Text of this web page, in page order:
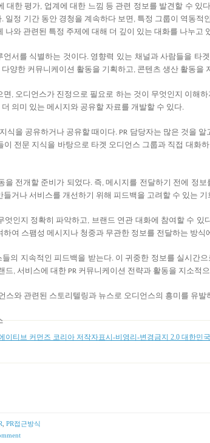
대한 평가, 업계에 대한 느낌 등 관련 정보를 발견할 수 있다
. 일정 기간 동안 경청을 계속하다 보면 , 특정 그룹이 역동적인
나와 관련된 특정 주제에 대해 더 깊이 있는 대화를 나누고
언서를 식별하는 것이다. 영향력 있는 채널과 사람들을 타
다양한 커뮤니케이션 활동을 기획하고 , 콘텐츠 생산 활동을
면 , 오디언스가 진정으로 필요로 하는 것이 무엇인지 이해하
더 의미 있는 메시지와 공유할 자료를 개발할 수 있다.
지식을 공유하거나 공유할 때이다. PR 담당자는 많은 것을 알
이 전문 지식을 바탕으로 타겟 오디언스 그룹과 직접 대화
을 전개할 준비가 되었다. 즉,메시지를 전달하기 전에 정보
들거나 서비스를 개선하기 위해 피드백을 고려할 수 있는 기
엇인지 정확히 파악하고 , 브랜드 연관 대화에 참여할 수 있
하여 스팸성 메시지나 청중과 무관한 정보를 전달하는 방식
들의 지속적인 피드백을 받는다. 이 귀중한 정보를 실시간으
드 , 서비스에 대한 PR 커뮤니케이션 전략과 활동을 지소적
스와 관련된 스토리텔링과 뉴스로 오디언스의 흥미를 유발
이티브 커먼즈 코리아 저작자표시-비영리-변경금지 2.0 대한민
PR접근방식